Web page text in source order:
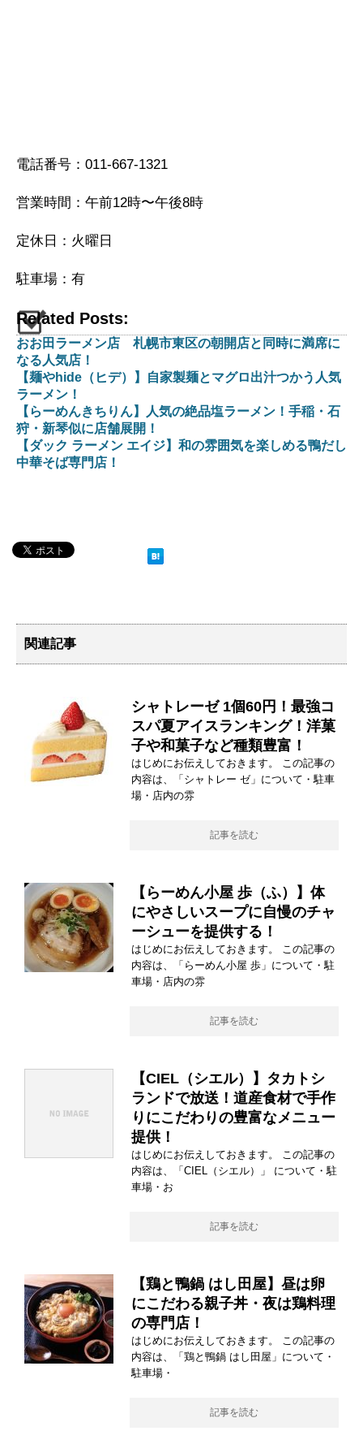
電話番号：011-667-1321
営業時間：午前12時〜午後8時
定休日：火曜日
駐車場：有
Related Posts:
おお田ラーメン店 札幌市東区の朝開店と同時に満席に
なる人気店！
【麺やhide（ヒデ）】自家製麺とマグロ出汁つかう人気
ラーメン！
【らーめんきちりん】人気の絶品塩ラーメン！手稲・石
狩・新琴似に店舗展開！
【ダック ラーメン エイジ】和の雰囲気を楽しめる鴨だし
中華そば専門店！
関連記事
シャトレーゼ 1個60円！最強コ
スパ夏アイスランキング！洋菓
子や和菓子など種類豊富！
はじめにお伝えしておきます。 この記事の
内容は、「シャトレー ゼ」について・駐車
場・店内の雰
記事を読む
【らーめん小屋 歩（ふ）】体
にやさしいスープに自慢のチャ
ーシューを提供する！
はじめにお伝えしておきます。 この記事の
内容は、「らーめん小屋 歩」について・駐
車場・店内の雰
記事を読む
【CIEL（シエル）】タカトシ
ランドで放送！道産食材で手作
りにこだわりの豊富なメニュー
提供！
はじめにお伝えしておきます。 この記事の
内容は、「CIEL（シエル）」 について・駐
車場・お
記事を読む
【鶏と鴨鍋 はし田屋】昼は卵
にこだわる親子丼・夜は鶏料理
の専門店！
はじめにお伝えしておきます。 この記事の
内容は、「鶏と鴨鍋 はし田屋」について・
駐車場・
記事を読む